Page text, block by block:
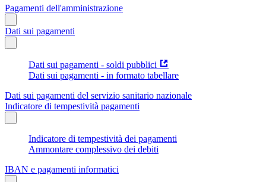
Pagamenti dell'amministrazione
Dati sui pagamenti
Dati sui pagamenti - soldi pubblici
Dati sui pagamenti - in formato tabellare
Dati sui pagamenti del servizio sanitario nazionale
Indicatore di tempestività pagamenti
Indicatore di tempestività dei pagamenti
Ammontare complessivo dei debiti
IBAN e pagamenti informatici